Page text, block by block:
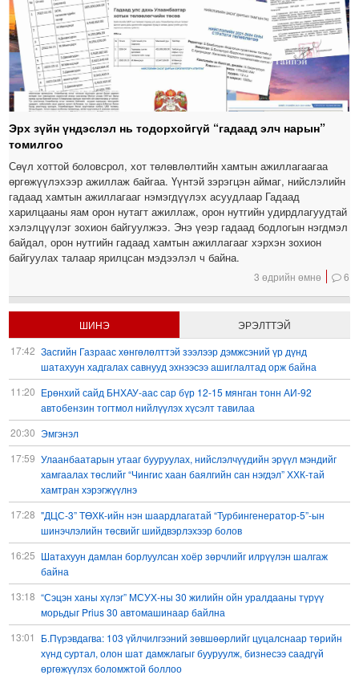
Эрх зүйн үндэслэл нь тодорхойгүй “гадаад элч нарын”
томилгоо
Сөүл хоттой боловсрол, хот төлөвлөлтийн хамтын ажиллагаагаа
өргөжүүлэхээр ажиллаж байгаа. Үүнтэй зэрэгцэн аймаг, нийслэлийн
гадаад хамтын ажиллагааг нэмэгдүүлэх асуудлаар Гадаад
харилцааны яам орон нутагт ажиллаж, орон нутгийн удирдлагуудтай
хэлэлцүүлэг зохион байгуулжээ. Энэ үеэр гадаад бодлогын нэгдмэл
байдал, орон нутгийн гадаад хамтын ажиллагааг хэрхэн зохион
байгуулах талаар ярилцсан мэдээлэл ч байна.
3 өдрийн өмнө 6
ШИНЭ
ЭРЭЛТТЭЙ
17:42 Засгийн Газраас хөнгөлөлттэй зээлээр дэмжсэний үр дүнд
шатахуун хадгалах савнууд эхнээсээ ашиглалтад орж байна
11:20 Ерөнхий сайд БНХАУ-аас сар бүр 12-15 мянган тонн АИ-92
автобензин тогтмол нийлүүлэх хүсэлт тавилаа
20:30 Эмгэнэл
17:59 Улаанбаатарын утааг бууруулах, нийслэлчүүдийн эрүүл мэндийг
хамгаалах төслийг “Чингис хаан баялгийн сан нэгдэл” ХХК-тай
хамтран хэрэгжүүлнэ
17:28 "ДЦС-3” ТӨХК-ийн нэн шаардлагатай “Турбингенератор-5”-ын
шинэчлэлийн төсвийг шийдвэрлэхээр болов
16:25 Шатахуун дамлан борлуулсан хоёр зөрчлийг илрүүлэн шалгаж
байна
13:18 “Сэцэн ханы хүлэг” МСУХ-ны 30 жилийн ойн уралдааны түрүү
морьдыг Prius 30 автомашинаар байлна
13:01
Б.Пүрэвдагва: 103 үйлчилгээний зөвшөөрлийг цуцалснаар төрийн
хүнд суртал, олон шат дамжлагыг бууруулж, бизнесээ саадгүй
өргөжүүлэх боломжтой боллоо